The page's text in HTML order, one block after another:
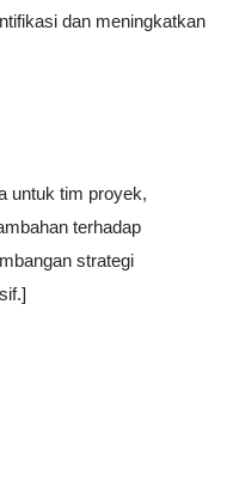
dan meningkatkan
untuk tim proyek,
terhadap
strategi